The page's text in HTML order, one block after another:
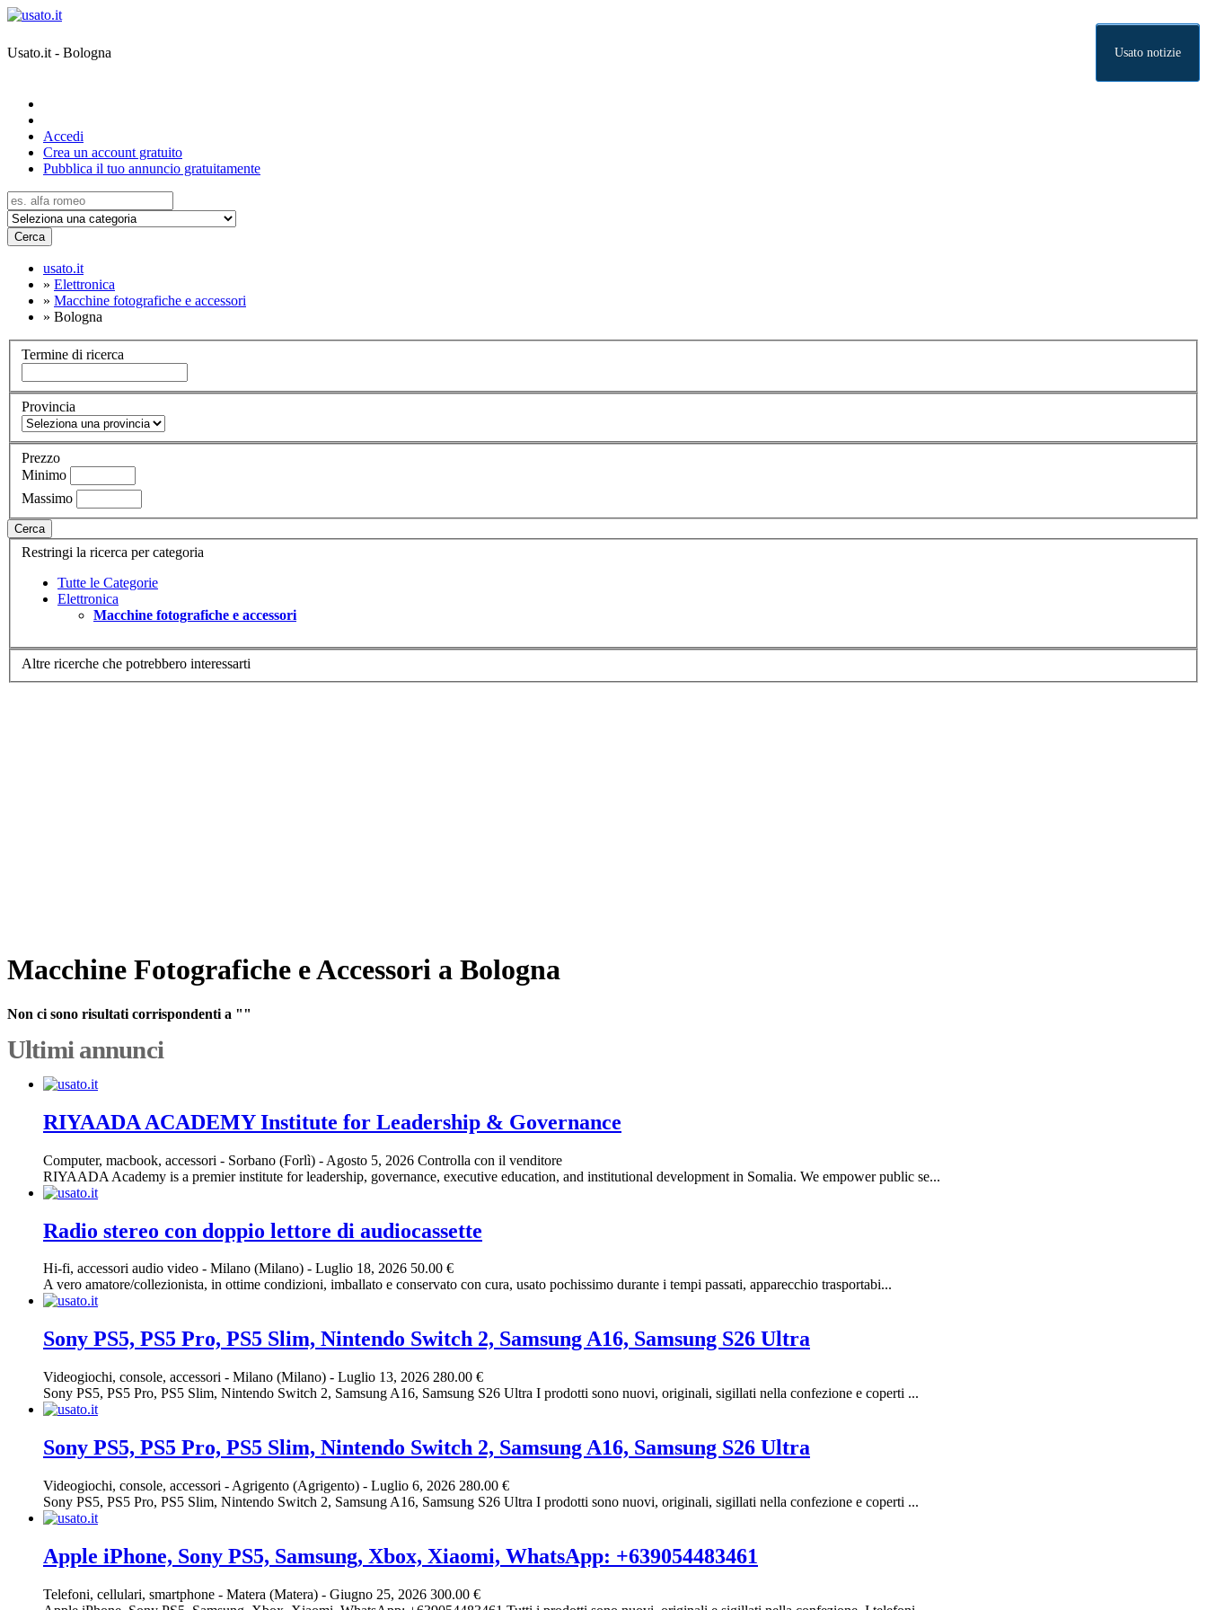
Usato.it - Bologna Usato notizie
Accedi
Crea un account gratuito
Pubblica il tuo annuncio gratuitamente
Cerca
usato.it
» Elettronica
» Macchine fotografiche e accessori
» Bologna
Termine di ricerca
Provincia
Prezzo
Minimo
Massimo
Cerca
Restringi la ricerca per categoria
Tutte le Categorie
Elettronica
Macchine fotografiche e accessori
Altre ricerche che potrebbero interessarti
Macchine Fotografiche e Accessori a Bologna
Non ci sono risultati corrispondenti a ""
Ultimi annunci
RIYAADA ACADEMY Institute for Leadership & Governance
Computer, macbook, accessori - Sorbano (Forlì) - Agosto 5, 2026 Controlla con il venditore
RIYAADA Academy is a premier institute for leadership, governance, executive education, and institutional development in Somalia. We empower public se...
Radio stereo con doppio lettore di audiocassette
Hi-fi, accessori audio video - Milano (Milano) - Luglio 18, 2026 50.00 €
A vero amatore/collezionista, in ottime condizioni, imballato e conservato con cura, usato pochissimo durante i tempi passati, apparecchio trasportabi...
Sony PS5, PS5 Pro, PS5 Slim, Nintendo Switch 2, Samsung A16, Samsung S26 Ultra
Videogiochi, console, accessori - Milano (Milano) - Luglio 13, 2026 280.00 €
Sony PS5, PS5 Pro, PS5 Slim, Nintendo Switch 2, Samsung A16, Samsung S26 Ultra I prodotti sono nuovi, originali, sigillati nella confezione e coperti ...
Sony PS5, PS5 Pro, PS5 Slim, Nintendo Switch 2, Samsung A16, Samsung S26 Ultra
Videogiochi, console, accessori - Agrigento (Agrigento) - Luglio 6, 2026 280.00 €
Sony PS5, PS5 Pro, PS5 Slim, Nintendo Switch 2, Samsung A16, Samsung S26 Ultra I prodotti sono nuovi, originali, sigillati nella confezione e coperti ...
Apple iPhone, Sony PS5, Samsung, Xbox, Xiaomi, WhatsApp: +639054483461
Telefoni, cellulari, smartphone - Matera (Matera) - Giugno 25, 2026 300.00 €